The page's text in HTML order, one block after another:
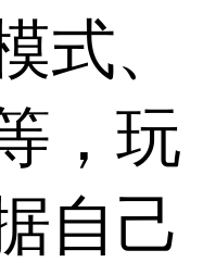
式、
，玩
自己